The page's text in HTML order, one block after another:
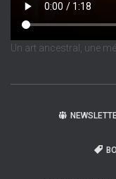
Un art ancestral, une